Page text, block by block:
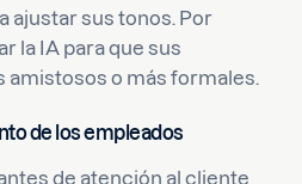
ajustar sus tonos. Por
la IA para que sus
amistosos o más formales.
de los empleados
de atención al cliente